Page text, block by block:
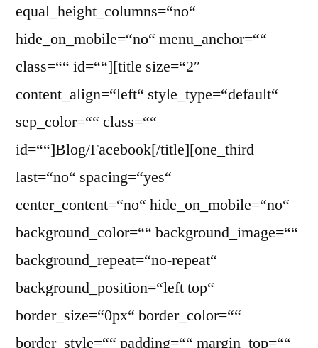
equal_height_columns=“no“
hide_on_mobile=“no“ menu_anchor=““
class=““ id=““][title size=“2″
content_align=“left“ style_type=“default“
sep_color=““ class=““
id=““]Blog/Facebook[/title][one_third
last=“no“ spacing=“yes“
center_content=“no“ hide_on_mobile=“no“
background_color=““ background_image=““
background_repeat=“no-repeat“
background_position=“left top“
border_size=“0px“ border_color=““
border_style=““ padding=““ margin_top=““